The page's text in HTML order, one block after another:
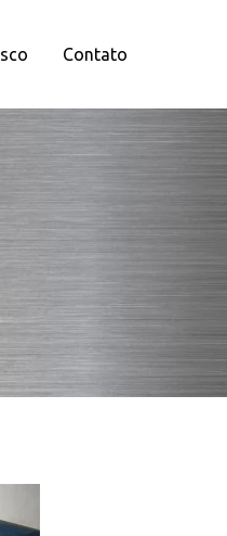
Contato